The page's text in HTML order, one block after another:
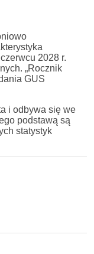
2028 r.
„Rocznik
GUS
i odbywa się we
podstawą są
statystyk